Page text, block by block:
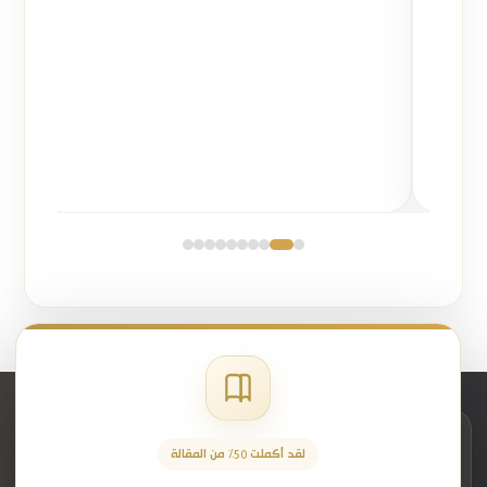
تُشكّل الشركات العائلية الشريان النابض للاستثمارات المحلية في
لاستدامة الأعمال، فمع صدورنظام الشركات الجديدواعتمادميثاق
بيئة نظامية مرنة تُنظّم العلاقة بين الشركاء والورثة بدقة، ممّا
يضمن وقايتها من النزاعات القضائية، واستدامة الثروة وتوارثها
لقد أكملت 50% من المقالة